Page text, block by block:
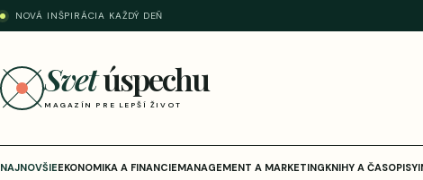
NOVÁ INŠPIRÁCIA KAŽDÝ DEŇ
Svetúspechu
MAGAZÍN PRE LEPŠÍ ŽIVOT
NAJNOVŠIEEKONOMIKA A FINANCIEMANAGEMENT A MARKETINGKNIHY A ČASOPISY